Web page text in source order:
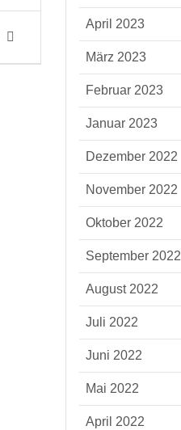
April 2023
März 2023
Februar 2023
Januar 2023
Dezember 2022
November 2022
Oktober 2022
September 2022
August 2022
Juli 2022
Juni 2022
Mai 2022
April 2022